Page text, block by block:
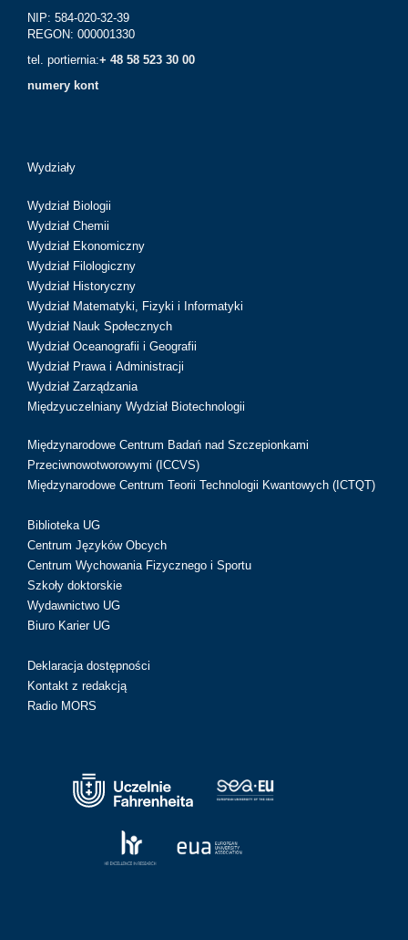
NIP: 584-020-32-39
REGON: 000001330
tel. portiernia:+ 48 58 523 30 00
numery kont
Wydziały
Wydział Biologii
Wydział Chemii
Wydział Ekonomiczny
Wydział Filologiczny
Wydział Historyczny
Wydział Matematyki, Fizyki i Informatyki
Wydział Nauk Społecznych
Wydział Oceanografii i Geografii
Wydział Prawa i Administracji
Wydział Zarządzania
Międzyuczelniany Wydział Biotechnologii
Międzynarodowe Centrum Badań nad Szczepionkami
Przeciwnowotworowymi (ICCVS)
Międzynarodowe Centrum Teorii Technologii Kwantowych (ICTQT)
Biblioteka UG
Centrum Języków Obcych
Centrum Wychowania Fizycznego i Sportu
Szkoły doktorskie
Wydawnictwo UG
Biuro Karier UG
Deklaracja dostępności
Kontakt z redakcją
Radio MORS